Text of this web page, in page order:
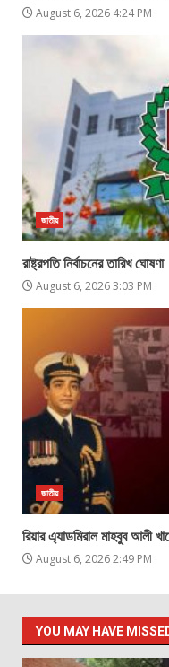
August 6, 2026 4:24 PM
জাতীয়
রাষ্ট্রপতি নির্বাচনের তারিখ ঘোষণা
August 6, 2026 3:03 PM
জাতীয়
রিয়ার এ্যাডমিরাল মাহবুব আলী
August 6, 2026 2:49 PM
YOU MAY HAVE